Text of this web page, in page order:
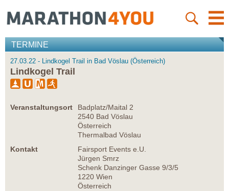
TERMINE
27.03.22 - Lindkogel Trail in Bad Vöslau (Österreich)
Lindkogel Trail
Veranstaltungsort
Badplatz/Maital 2
2540 Bad Vöslau
Österreich
Thermalbad Vöslau
Kontakt
Fairsport Events e.U.
Jürgen Smrz
Schenk Danzinger Gasse 9/3/5
1220 Wien
Österreich